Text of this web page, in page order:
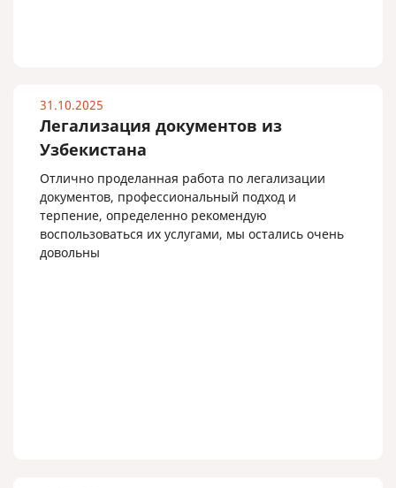
31.10.2025
Легализация документов из
Узбекистана
Отлично проделанная работа по легализации
документов, профессиональный подход и
терпение, определенно рекомендую
воспользоваться их услугами, мы остались очень
довольны